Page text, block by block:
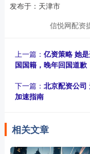
发布于：天津市
信悦网配资
上一篇： 亿资策略 她
国国籍，晚年回国道歉
下一篇： 北京配资公司
加速指南
相关文章